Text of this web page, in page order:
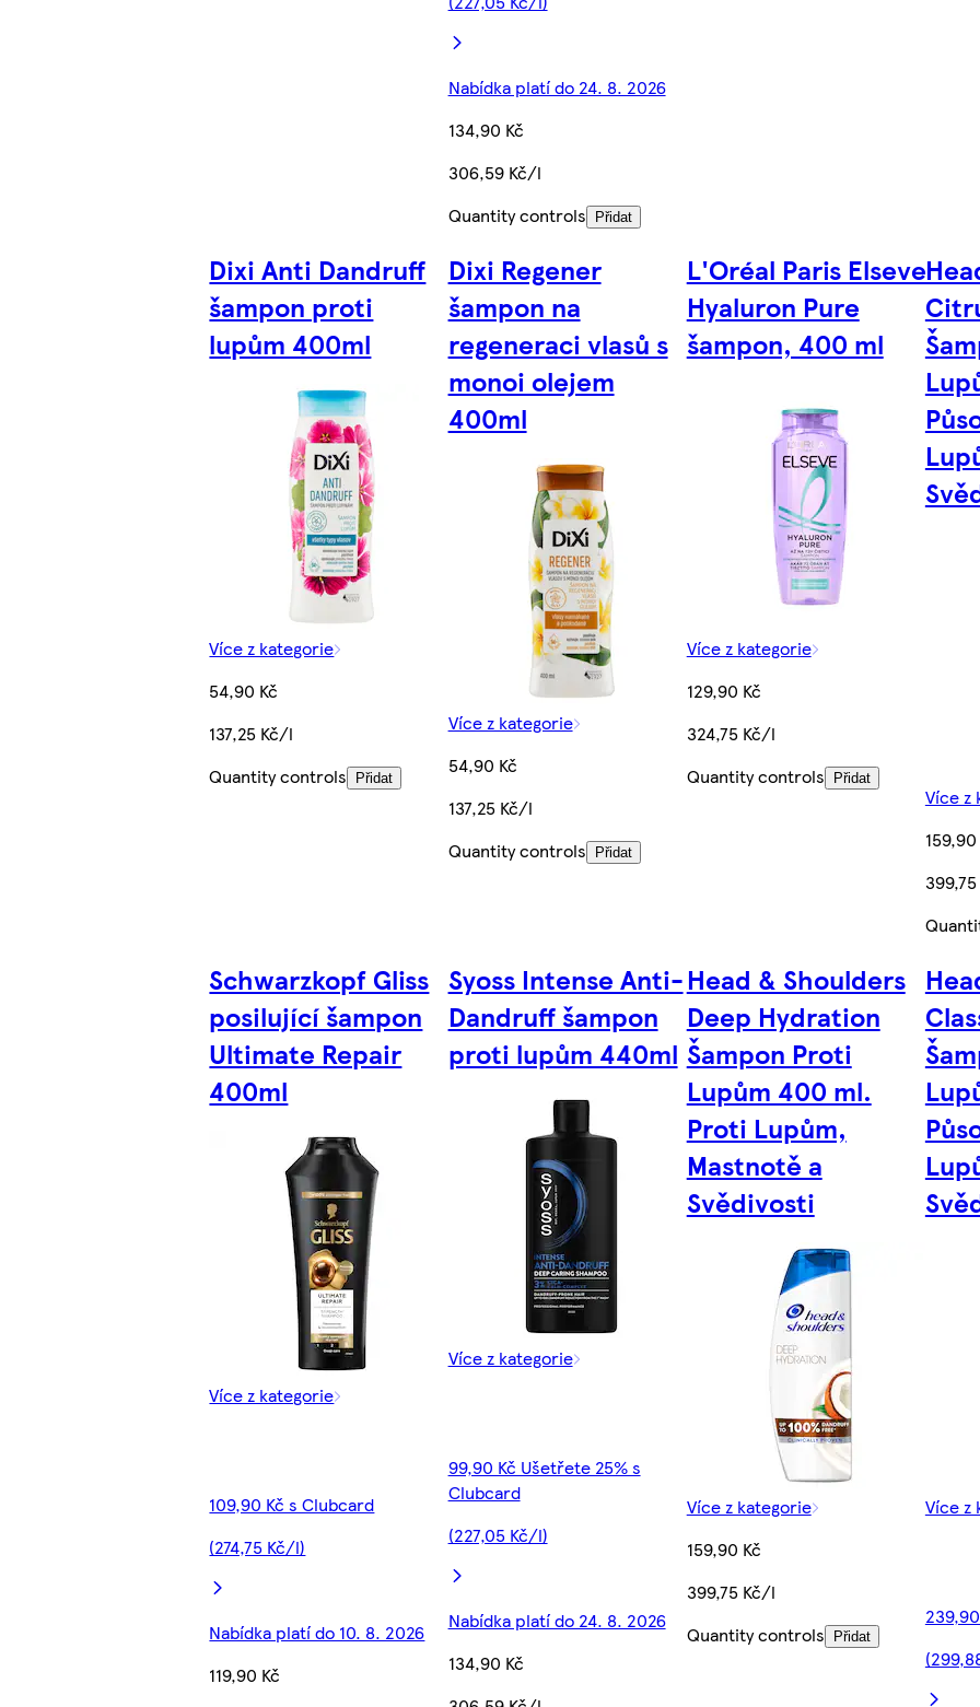
Nabídka platí do 24. 8. 2026
134,90 Kč
306,59 Kč/l
Quantity controls
Přidat
Dixi Anti Dandruff
šampon proti
lupům 400ml
Více z kategorie
54,90 Kč
137,25 Kč/l
Quantity controls Přidat
Dixi Regener
šampon na
regeneraci vlasů s
monoi olejem
400ml
Více z kategorie
54,90 Kč
137,25 Kč/l
Quantity controls
Přidat
L'Oréal Paris Elseve
Hyaluron Pure
šampon, 400 ml
Více z kategorie
129,90 Kč
324,75 Kč/l
Quantity controls
Přidat
Více z
159,90
Schwarzkopf Gliss
posilující šampon
Ultimate Repair
400ml
Více z kategorie
109,90 Kč s Clubcard
(274,75 Kč/l)
Nabídka platí do 10. 8. 2026
119,90 Kč
Syoss Intense Anti-
Dandruff šampon
proti lupům 440ml
Více z kategorie
99,90 Kč Ušetřete 25% s
Clubcard
(227,05 Kč/l)
Nabídka platí do 24. 8. 2026
134,90 Kč
Head & Shoulders
Deep Hydration
Šampon Proti
Lupům 400 ml.
Proti Lupům,
Mastnotě a
Svědivosti
Více z kategorie
159,90 Kč
399,75 Kč/l
Quantity controls
Přidat
Více z